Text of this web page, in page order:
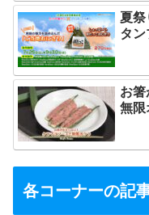
夏祭
タン
お
無限
各コーナーの記